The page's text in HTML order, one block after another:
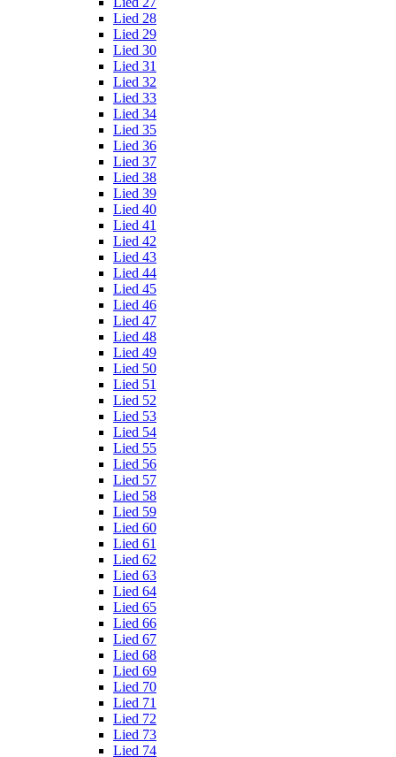
Lied 28
Lied 29
Lied 30
Lied 31
Lied 32
Lied 33
Lied 34
Lied 35
Lied 36
Lied 37
Lied 38
Lied 39
Lied 40
Lied 41
Lied 42
Lied 43
Lied 44
Lied 45
Lied 46
Lied 47
Lied 48
Lied 49
Lied 50
Lied 51
Lied 52
Lied 53
Lied 54
Lied 55
Lied 56
Lied 57
Lied 58
Lied 59
Lied 60
Lied 61
Lied 62
Lied 63
Lied 64
Lied 65
Lied 66
Lied 67
Lied 68
Lied 69
Lied 70
Lied 71
Lied 72
Lied 73
Lied 74